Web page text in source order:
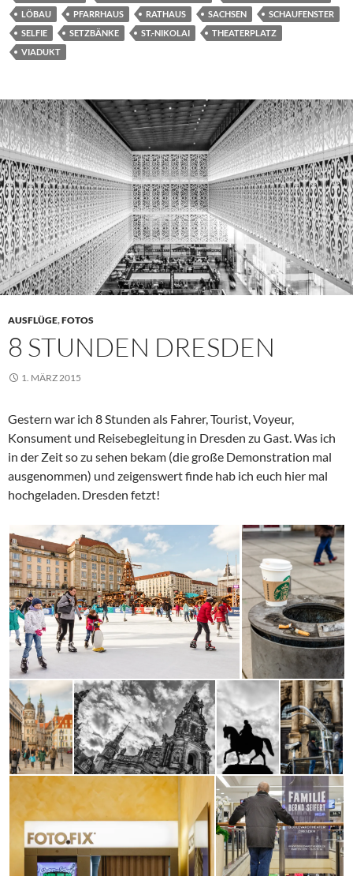
LÖBAU
PFARRHAUS RATHAUS SACHSEN
SCHAUFENSTER
SELFIE
SETZBÄNKE ST.-NIKOLAI
THEATERPLATZ
VIADUKT
AUSFLÜGE,FOTOS
8 STUNDEN DRESDEN
1. MÄRZ 2015
Gestern war ich 8 Stunden als Fahrer, Tourist, Voyeur,
Konsument und Reisebegleitung in Dresden zu Gast. Was ich
in der Zeit so zu sehen bekam (die große Demonstration mal
ausgenommen) und zeigenswert finde hab ich euch hier mal
hochgeladen. Dresden fetzt!